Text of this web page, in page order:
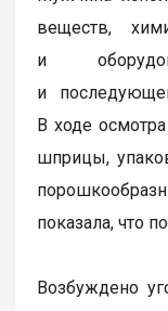
веществ,
и
и
В ходе
шприцы,
показала, что
Возбуждено